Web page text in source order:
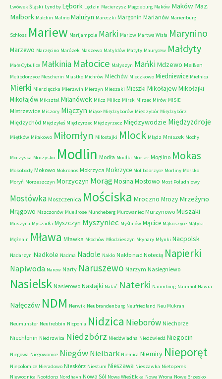
Lwówek Śląski Lyndby Lębork Lędzin Macierzysz Magdeburg Maków Maków Maz.
Malbork Malchin Malmo Malużyn Mareczki Margonin Marianów Marienburg
Schloss Mariew Marijampole Marki Marlow Martwa Wisła Marynino
Marzewo Marzęcino Marózek Maszewo Matyldów Matyty Maurycew Małdyty
Małe Cybulice Małkinia Małocice Małyszyn MańkiMdzewo Meißen
Melibdorzyce Mescherin Miastko Michrów Miechów Mieczkowo Miedniewice Mielnica
Mierki Mierziączka Mierzwin Mierzyn Mieszaki Mieszki MikołajewMikołajki
Mikołajów Miksztal Milanówek Milcz Milicz Mirsk Mirzec Mirów MISIE
Mistrzewice Miszory Miączyn Miąse Międzyborów Międzybór Międzybórz
Międzychód Międzyleś Międzyrzec Międzyrzecz Międzywodzie Międzyzdroje
Miętków Miłakowo Miłomłyn Miłostajki Mlock Mlądz Mniszek Mochy
Moczyska Moczysko Modlin Modła Modłki Moeser Mogilno Mokas
Mokobody Mokowo Mokronos Mokrzyca Mokrzyce Molibdorzyce Morliny Morsko
Moryń Morzeszczyn Morzyczyn MorągMosina Mostowo Most Południowy
Mostówka Moszczenica Mościska Mroczno Mrozy Mrzeżyno
Mrągowo Mszczonów Muellrose Muncheberg Murowaniec Murzynowo Muszaki
Muszyna Myszadła Myszczyn Myszyniec Myślinów Mącice Mąkoszyce Mątyki
Mężenin Mława Mławka Młochów Młodzieszyn Młynary Młynki Nacpolsk
Nadarzyn Nadkole Nadma Nadole Nakło Nakło nad Notecią Napierki
Napiwoda Narew Narty Naruszewo Narzym Nasiegniewo
Nasielsk Nasierowo Nastajki Natać Naterki Naumburg Naunhof Nawra
Nałęczów NDM Nerwik Neubrandenburg Neufriedland Neu Mukran
Neumunster Neutrebbin Nicponia Nidzica Nieborów Niechorze
Niechłonin Niedrzwica Niedzbórz Niedźwiadna Niedźwiedź Niegocin
Niegowa Niegowonice Niegów Nielbark Niemica Niemiry Nieporęt
Niepołomice Nieradowo Nieskórz Niestum Nieszawa Nieszawka Nietoperek
Niewodnica Nootdorp Nordhavn Nowa Sól Nowa Wieś Ełcka Nowa Wrona Nowe Brzesko